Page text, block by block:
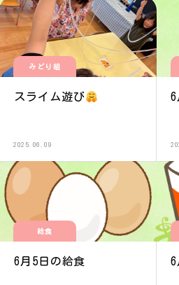
みどり組
スライム遊び
2025.06.09
6
給食
6月5日の給食 6